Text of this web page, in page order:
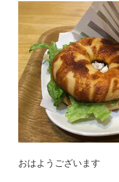
おはようございます